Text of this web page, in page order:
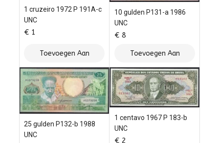
1 cruzeiro 1972 P 191A-c
UNC
€ 1
Toevoegen Aan
Winkelwagen
10 gulden P131-a 1986
UNC
€ 8
Toevoegen Aan
Winkelwagen
25 gulden P132-b 1988
UNC
1 centavo 1967 P 183-b
UNC
€ 2